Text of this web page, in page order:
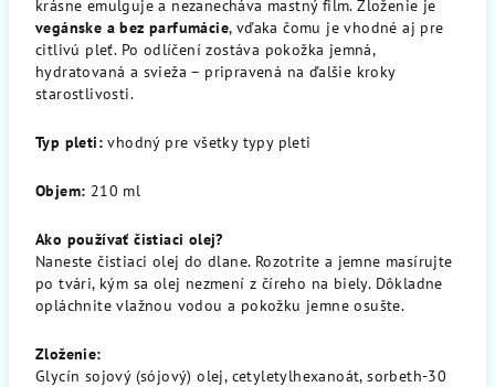
krásne emulguje a nezanecháva mastný film. Zloženie je
vegánske a bez parfumácie, vďaka čomu je vhodné aj pre
citlivú pleť. Po odlíčení zostáva pokožka jemná,
hydratovaná a svieža – pripravená na ďalšie kroky
starostlivosti.
Typ pleti: vhodný pre všetky typy pleti
Objem: 210 ml
Ako používať čistiaci olej?
Naneste čistiaci olej do dlane. Rozotrite a jemne masírujte
po tvári, kým sa olej nezmení z číreho na biely. Dôkladne
opláchnite vlažnou vodou a pokožku jemne osušte.
Zloženie:
Glycín sojový (sójový) olej, cetyletylhexanoát, sorbeth-30